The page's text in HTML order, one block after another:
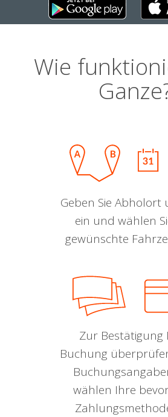
Wie
Geben Sie Abholort
ein und wählen
gewünschte
Zur Bestätigung
Buchung
wählen Ihre